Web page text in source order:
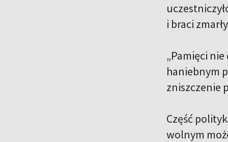
i braci
„Pamięci
haniebnym
zniszczenie
Część
wolnym